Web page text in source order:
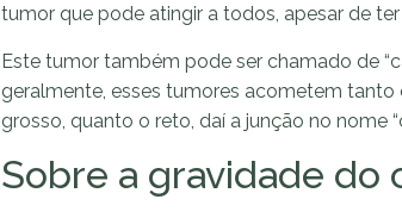
tumor que pode atingir a todos, apesar de
Este tumor também pode ser chamado de
geralmente, esses tumores acometem
grosso, quanto o reto, daí a junção no nome
Sobre a gravidade do